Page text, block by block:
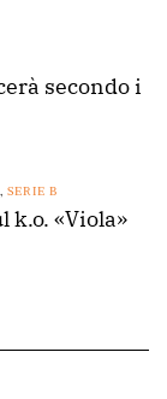
secondo i
, SERIE B
«Viola»